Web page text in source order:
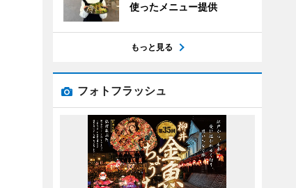
使ったメニュー提供
もっと見る
フォトフラッシュ